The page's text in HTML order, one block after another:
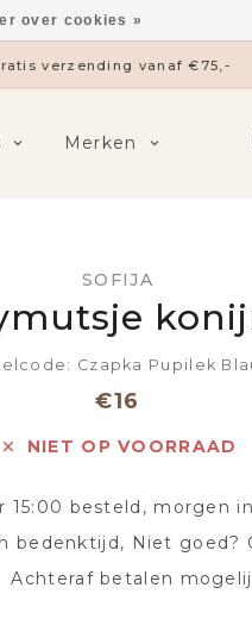
verzending vanaf €75,-
Merken
SOFIJA
Czapka Pupilek
€16
NIET OP VOORRAAD
15:00 besteld, morgen
bedenktijd, Niet goed?
Achteraf betalen
over cookies »